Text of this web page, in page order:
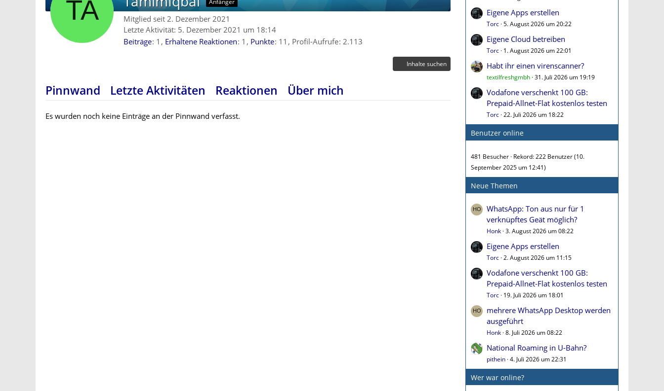
Anfänger
Mitglied seit 2. Dezember 2021
Letzte Aktivität: 5. Dezember 2021 um 18:14
Beiträge 1 Erhaltene Reaktionen 1 Punkte 11 Profil-Aufrufe 2.113
Inhalte suchen
Pinnwand Letzte Aktivitäten Reaktionen Über mich
Es wurden noch keine Einträge an der Pinnwand verfasst.
Eigene Apps erstellen
Torc 5. August 2026 um 20:22
Eigene Cloud betreiben
Torc 1. August 2026 um 22:01
Habt ihr einen virenscanner?
textilfreshgmbh 31. Juli 2026 um 19:19
Vodafone verschenkt 100 GB:
Prepaid-Allnet-Flat kostenlos testen
Torc 22. Juli 2026 um 18:22
Benutzer online
481 Besucher Rekord: 222 Benutzer (10.
September 2025 um 12:41)
Neue Themen
WhatsApp: Ton aus nur für 1
verknüpftes Geät möglich?
Honk 3. August 2026 um 08:22
Eigene Apps erstellen
Torc 2. August 2026 um 11:15
Vodafone verschenkt 100 GB:
Prepaid-Allnet-Flat kostenlos testen
Torc 19. Juli 2026 um 18:01
mehrere WhatsApp Desktop werden
ausgeführt
Honk 8. Juli 2026 um 08:22
National Roaming in U-Bahn?
pithein 4. Juli 2026 um 22:31
Wer war online?